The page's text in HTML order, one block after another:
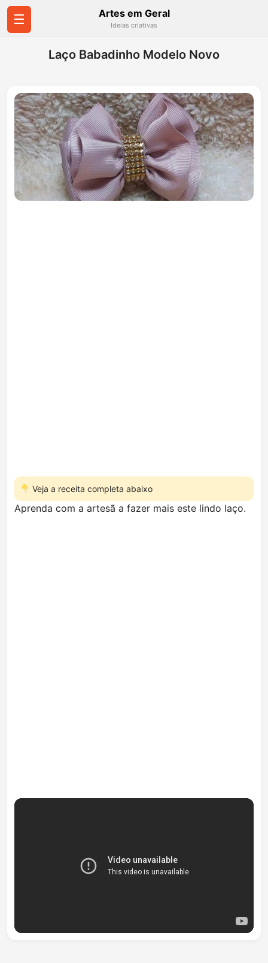
☰ Artes em Geral
Ideias criativas
Laço Babadinho Modelo Novo
Veja a receita completa abaixo
Aprenda com a artesã a fazer mais este lindo laço.